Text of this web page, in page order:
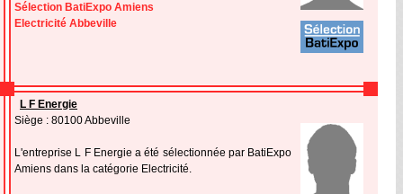
Sélection BatiExpo Amiens
Electricité Abbeville
L F Energie
Siège : 80100 Abbeville
L'entreprise L F Energie a été sélectionnée par BatiExpo
Amiens dans la catégorie Electricité.